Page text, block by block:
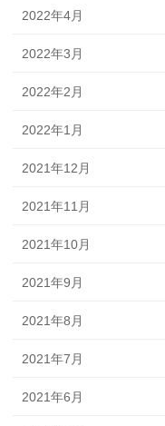
2022年4月
2022年3月
2022年2月
2022年1月
2021年12月
2021年11月
2021年10月
2021年9月
2021年8月
2021年7月
2021年6月